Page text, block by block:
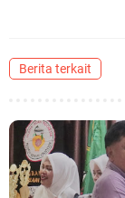
Berita terkait